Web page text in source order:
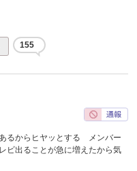
155
るからヒヤッとする メンバー
ビ出ることが急に増えたから気